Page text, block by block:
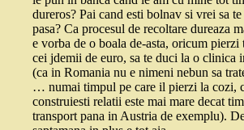
dureros? Pai cand esti bolnav si vrei sa
pasa? Ca procesul de recoltare dureaza
e vorba de o boala de-asta, oricum pierzi
cei jdemii de euro, sa te duci la o clinica
(ca in Romania nu e nimeni nebun sa
… numai timpul pe care il pierzi la cozi,
construiesti relatii este mai mare decat
transport pana in Austria de exemplu).